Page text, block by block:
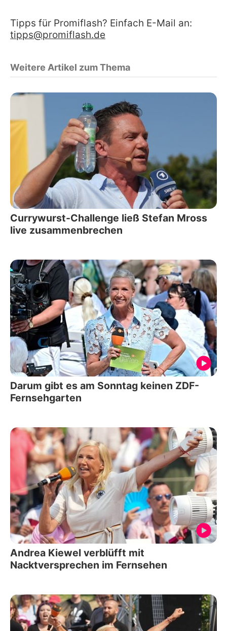
Tipps für Promiflash? Einfach E-Mail an:
tipps@promiflash.de
Weitere Artikel zum Thema
Currywurst-Challenge ließ Stefan Mross
live zusammenbrechen
Darum gibt es am Sonntag keinen ZDF-
Fernsehgarten
Andrea Kiewel verblüfft mit
Nacktversprechen im Fernsehen